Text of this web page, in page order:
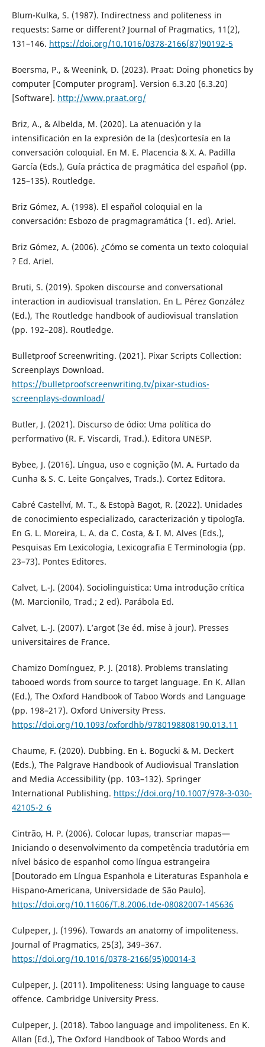
Blum-Kulka, S. (1987). Indirectness and politeness in
requests: Same or different? Journal of Pragmatics, 11(2),
131–146. https://doi.org/10.1016/0378-2166(87)90192-5
Boersma, P., & Weenink, D. (2023). Praat: Doing phonetics by
computer [Computer program]. Version 6.3.20 (6.3.20)
[Software]. http://www.praat.org/
Briz, A., & Albelda, M. (2020). La atenuación y la
intensificación en la expresión de la (des)cortesía en la
conversación coloquial. En M. E. Placencia & X. A. Padilla
García (Eds.), Guía práctica de pragmática del español (pp.
125–135). Routledge.
Briz Gómez, A. (1998). El español coloquial en la
conversación: Esbozo de pragmagramática (1. ed). Ariel.
Briz Gómez, A. (2006). ¿Cómo se comenta un texto coloquial
? Ed. Ariel.
Bruti, S. (2019). Spoken discourse and conversational
interaction in audiovisual translation. En L. Pérez González
(Ed.), The Routledge handbook of audiovisual translation
(pp. 192–208). Routledge.
Bulletproof Screenwriting. (2021). Pixar Scripts Collection:
Screenplays Download.
https://bulletproofscreenwriting.tv/pixar-studios-
screenplays-download/
Butler, J. (2021). Discurso de ódio: Uma política do
performativo (R. F. Viscardi, Trad.). Editora UNESP.
Bybee, J. (2016). Língua, uso e cognição (M. A. Furtado da
Cunha & S. C. Leite Gonçalves, Trads.). Cortez Editora.
Cabré Castellví, M. T., & Estopà Bagot, R. (2022). Unidades
de conocimiento especializado, caracterización y tipologīa.
En G. L. Moreira, L. A. da C. Costa, & I. M. Alves (Eds.),
Pesquisas Em Lexicologia, Lexicografia E Terminologia (pp.
23–73). Pontes Editores.
Calvet, L.-J. (2004). Sociolinguistica: Uma introdução crítica
(M. Marcionilo, Trad.; 2 ed). Parábola Ed.
Calvet, L.-J. (2007). L’argot (3e éd. mise à jour). Presses
universitaires de France.
Chamizo Domínguez, P. J. (2018). Problems translating
tabooed words from source to target language. En K. Allan
(Ed.), The Oxford Handbook of Taboo Words and Language
(pp. 198–217). Oxford University Press.
https://doi.org/10.1093/oxfordhb/9780198808190.013.11
Chaume, F. (2020). Dubbing. En Ł. Bogucki & M. Deckert
(Eds.), The Palgrave Handbook of Audiovisual Translation
and Media Accessibility (pp. 103–132). Springer
International Publishing. https://doi.org/10.1007/978-3-030-
42105-2_6
Cintrão, H. P. (2006). Colocar lupas, transcriar mapas—
Iniciando o desenvolvimento da competência tradutória em
nível básico de espanhol como língua estrangeira
[Doutorado em Língua Espanhola e Literaturas Espanhola e
Hispano-Americana, Universidade de São Paulo].
https://doi.org/10.11606/T.8.2006.tde-08082007-145636
Culpeper, J. (1996). Towards an anatomy of impoliteness.
Journal of Pragmatics, 25(3), 349–367.
https://doi.org/10.1016/0378-2166(95)00014-3
Culpeper, J. (2011). Impoliteness: Using language to cause
offence. Cambridge University Press.
Culpeper, J. (2018). Taboo language and impoliteness. En K.
Allan (Ed.), The Oxford Handbook of Taboo Words and